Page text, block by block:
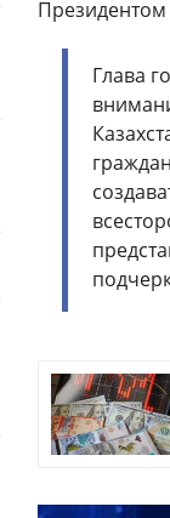
Президентом
Глава